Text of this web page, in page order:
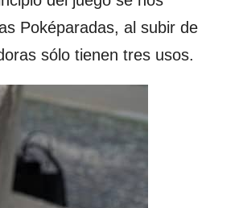
Poképaradas, al subir de
sólo tienen tres usos.